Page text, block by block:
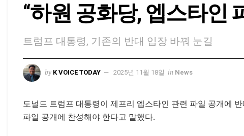
“하원 공화당, 엡스타인
트럼프 대통령, 기존의 반대 입장 바꿔 눈길
by K VOICE TODAY 2025년 11월 18일 in News
도널드 트럼프 대통령이 제프리 엡스타인 관련 파일 공개에
파일 공개에 찬성해야 한다고 말했다.